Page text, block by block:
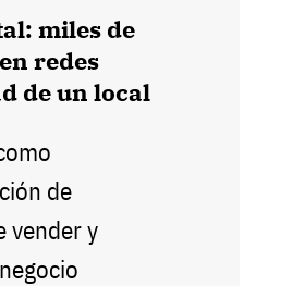
miles de
redes
de un local
de
vender y